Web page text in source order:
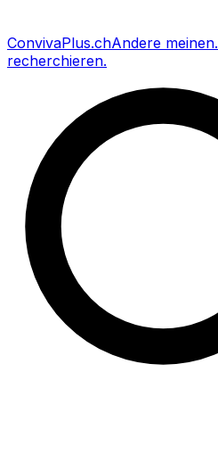
ConvivaPlus.chAndere meinen.
recherchieren.